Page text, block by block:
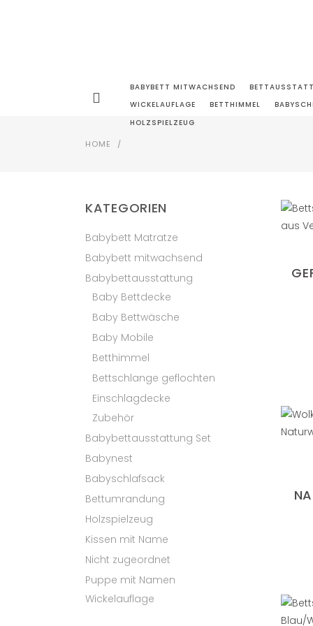
BABYBETT MITWACHSEND
WICKELAUFLAGE
BETTHIMMEL
HOLZSPIELZEUG
HOME /
KATEGORIEN
Babybett Matratze
Babybett mitwachsend
Babybettausstattung
Baby Bettdecke
Baby Bettwäsche
Baby Mobile
Betthimmel
Bettschlange geflochten
Einschlagdecke
Zubehör
Babybettausstattung Set
Babynest
Babyschlafsack
Bettumrandung
Holzspielzeug
Kissen mit Name
Nicht zugeordnet
Puppe mit Namen
Wickelauflage